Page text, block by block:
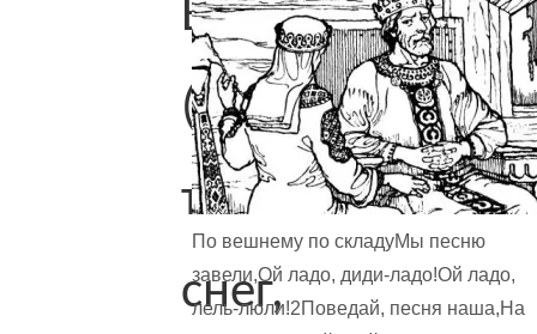
Весна
(«Уж
тает
снег,
По вешнему по складуМы песню
завели,Ой ладо, диди-ладо!Ой ладо,
лель-люли!2Поведай, песня наша,На